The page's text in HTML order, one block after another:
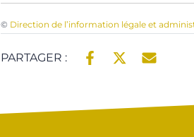
© Direction de l’information légale et
PARTAGER :